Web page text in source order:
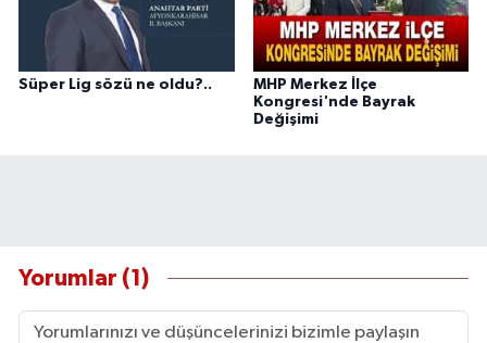
Süper Lig sözü ne oldu?..
MHP Merkez İlçe
Kongresi'nde Bayrak
Değişimi
Yorumlar (1)